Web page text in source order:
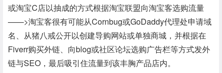
或淘宝C店以抽成的方式根据淘宝联盟向淘宝客选购流量
——>淘宝客很有可能从Cornbug或GoDaddy代理处申请域
名、从猪八戒公开以创建导购网站或单独商城，并根据在
Fiverr购买外链、向blog或社区论坛选购广告栏等方式发外
链与SEO，最后吸引住流量到该丰胸产品店内。